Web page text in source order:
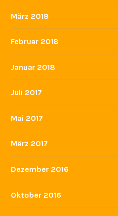
März 2018
Februar 2018
Januar 2018
Juli 2017
Mai 2017
März 2017
Dezember 2016
Oktober 2016